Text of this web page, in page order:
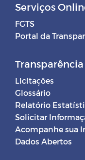
Serviços
FGTS
Portal da
Transparência
Licitações
Glossário
Relatório
Solicitar
Acompanhe sua
Dados Abertos